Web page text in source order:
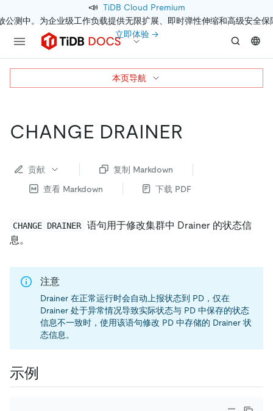
📣 TiDB Cloud Premium
公测中。为企业级工作负载提供无限扩展、即时弹性伸缩和高级安全保
立即体验 →
CHANGE DRAINER
贡献
复制 Markdown
查看 Markdown
下载 PDF
CHANGE DRAINER
语句用于修改集群中 Drainer 的状态信
息。
注意
Drainer 在正常运行时会自动上报状态到 PD，仅在
Drainer 处于异常情况导致实际状态与 PD 中保存的状态
信息不一致时，使用该语句修改 PD 中存储的 Drainer 状
态信息。
示例
本页导航